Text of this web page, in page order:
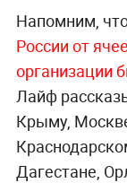
Напомним,
России от
организации
Лайф
Крыму,
Дагестане,